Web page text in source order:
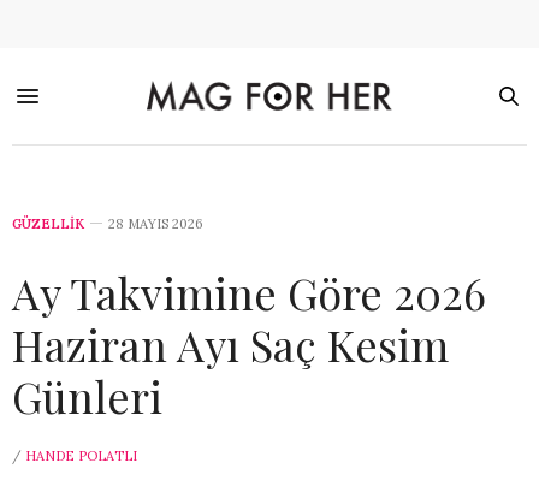
GÜZELLİK 28 MAYIS 2026
Ay Takvimine Göre 2026
Haziran Ayı Saç Kesim
Günleri
/ HANDE POLATLI